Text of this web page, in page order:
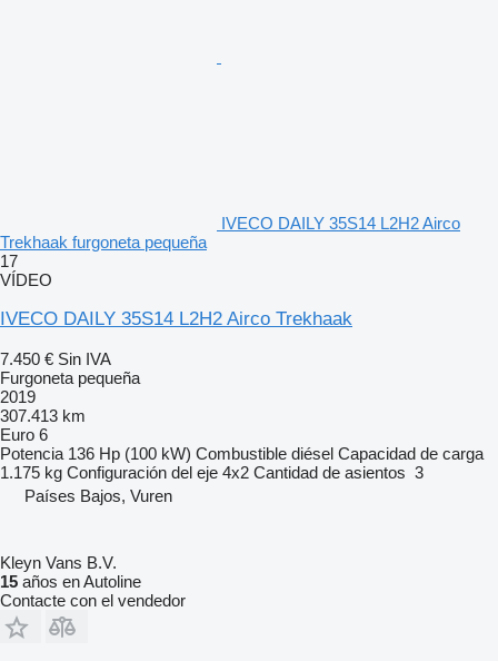
IVECO DAILY 35S14 L2H2 Airco
Trekhaak furgoneta pequeña
17
VÍDEO
IVECO DAILY 35S14 L2H2 Airco Trekhaak
7.450 € Sin IVA
Furgoneta pequeña
2019
307.413 km
Euro 6
Potencia 136 Hp (100 kW) Combustible diésel Capacidad de carga
1.175 kg Configuración del eje 4x2 Cantidad de asientos 3
Países Bajos, Vuren
Kleyn Vans B.V.
15 años en Autoline
Contacte con el vendedor